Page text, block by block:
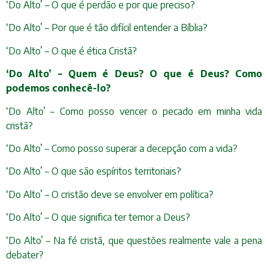
‘Do Alto’ – O que é perdão e por que preciso?
‘Do Alto’ – Por que é tão difícil entender a Bíblia?
‘Do Alto’ – O que é ética Cristã?
‘Do Alto’ – Quem é Deus? O que é Deus? Como
podemos conhecê-lo?
‘Do Alto’ – Como posso vencer o pecado em minha vida
cristã?
‘Do Alto’ – Como posso superar a decepção com a vida?
‘Do Alto’ – O que são espíritos territoriais?
‘Do Alto’ – O cristão deve se envolver em política?
‘Do Alto’ – O que significa ter temor a Deus?
‘Do Alto’ – Na fé cristã, que questões realmente vale a pena
debater?